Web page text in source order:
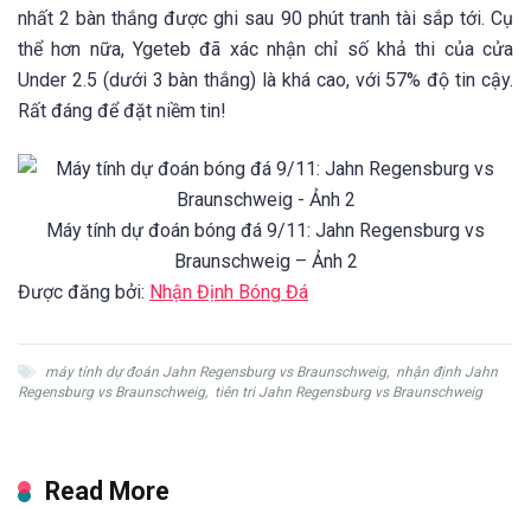
nhất 2 bàn thắng được ghi sau 90 phút tranh tài sắp tới. Cụ
thể hơn nữa, Ygeteb đã xác nhận chỉ số khả thi của cửa
Under 2.5 (dưới 3 bàn thắng) là khá cao, với 57% độ tin cậy.
Rất đáng để đặt niềm tin!
Máy tính dự đoán bóng đá 9/11: Jahn Regensburg vs
Braunschweig – Ảnh 2
Được đăng bởi: Nhận Định Bóng Đá
máy tính dự đoán Jahn Regensburg vs Braunschweig, nhận định Jahn
Regensburg vs Braunschweig, tiên tri Jahn Regensburg vs Braunschweig
Read More